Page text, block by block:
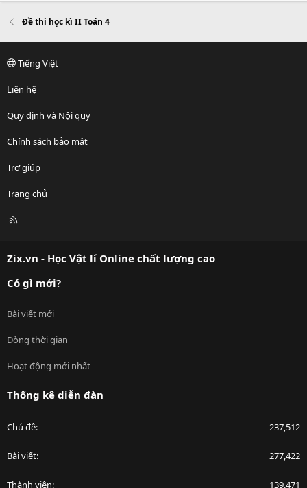
Đề thi học kì II Toán 4
Tiếng Việt
Liên hệ
Quy định và Nội quy
Chính sách bảo mật
Trợ giúp
Trang chủ
R
Zix.vn - Học Vật lí Online chất lượng cao
Có gì mới?
Bài viết mới
Dòng thời gian
Hoạt động mới nhất
Thống kê diễn đàn
Chủ đề 237,512
Bài viết 277,422
Thành viên 139,471